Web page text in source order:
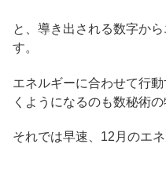
と、導き出される数字か
す。
エネルギーに合わせて行
くようになるのも数秘術の
それでは早速、12月のエ